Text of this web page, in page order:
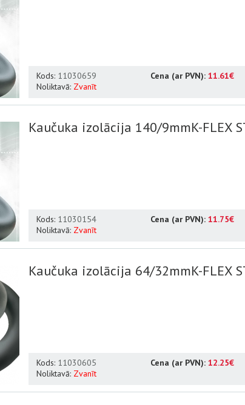
Cena (ar PVN): 11.61€
Kods: 11030659
Noliktavā: Zvanīt
Kaučuka izolācija 140/9mmK-FLEX
Cena (ar PVN): 11.75€
Kods: 11030154
Noliktavā: Zvanīt
Kaučuka izolācija 64/32mmK-FLEX
Cena (ar PVN): 12.25€
Kods: 11030605
Noliktavā: Zvanīt